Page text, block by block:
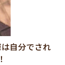
自分でされ